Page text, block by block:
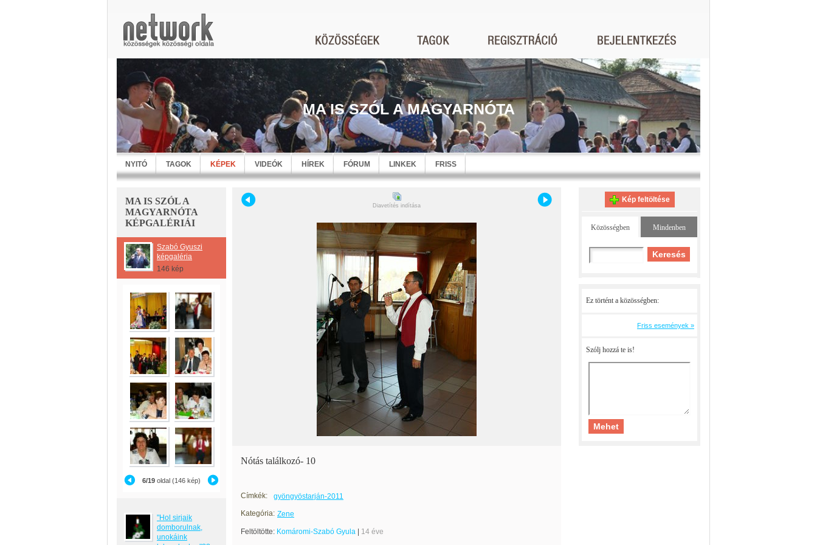
MA IS SZÓL A MAGYARNÓTA
NYITÓ TAGOK KÉPEK VIDEÓK HÍREK FÓRUM LINKEK FRISS
MA IS SZÓL A
MAGYARNÓTA
KÉPGALÉRIÁI
Szabó Gyuszi
képgaléria
146 kép
6/19 oldal (146 kép)
"Hol sirjaik
domborulnak,
unokáink
Diavetítés indítása
Nótás találkozó- 10
Címkék:
gyöngyöstarján-2011
Kategória: Zene
Feltöltötte: Komáromi-Szabó Gyula 14 éve
Kép feltöltése
Közösségben Mindenben
Ez történt a közösségben:
Friss események »
Szólj hozzá te is!